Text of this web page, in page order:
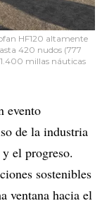
HF120 altamente
420 nudos (777
millas náuticas
evento
de la industria
el progreso.
sostenibles
ventana hacia el